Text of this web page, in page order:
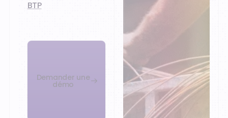
BTP
Demander une
démo